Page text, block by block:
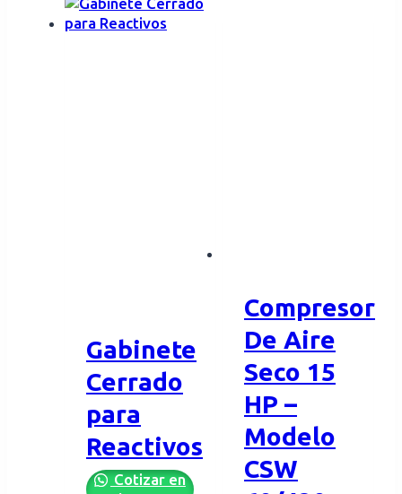
Gabinete
Cerrado
para
Reactivos
Cotizar en
Compresor
De Aire
Seco 15
HP –
Modelo
CSW